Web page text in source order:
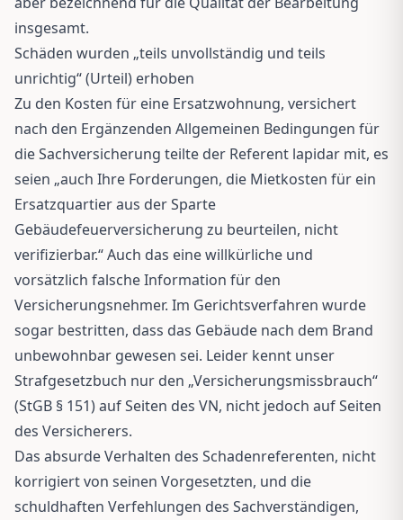
insgesamt.
Schäden wurden „teils unvollständig und teils
unrichtig“ (Urteil) erhoben
Zu den Kosten für eine Ersatzwohnung, versichert
nach den Ergänzenden Allgemeinen Bedingungen für
die Sachversicherung teilte der Referent lapidar mit, es
seien „auch Ihre Forderungen, die Mietkosten für ein
Ersatzquartier aus der Sparte
Gebäudefeuerversicherung zu beurteilen, nicht
verifizierbar.“ Auch das eine willkürliche und
vorsätzlich falsche Information für den
Versicherungsnehmer. Im Gerichtsverfahren wurde
sogar bestritten, dass das Gebäude nach dem Brand
unbewohnbar gewesen sei. Leider kennt unser
Strafgesetzbuch nur den „Versicherungsmissbrauch“
(StGB § 151) auf Seiten des VN, nicht jedoch auf Seiten
des Versicherers.
Das absurde Verhalten des Schadenreferenten, nicht
korrigiert von seinen Vorgesetzten, und die
schuldhaften Verfehlungen des Sachverständigen,